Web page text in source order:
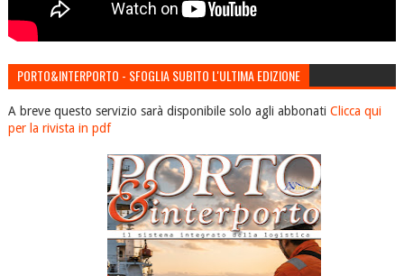
PORTO&INTERPORTO - SFOGLIA SUBITO L'ULTIMA EDIZIONE
A breve questo servizio sarà disponibile solo agli abbonati Clicca qui
per la rivista in pdf